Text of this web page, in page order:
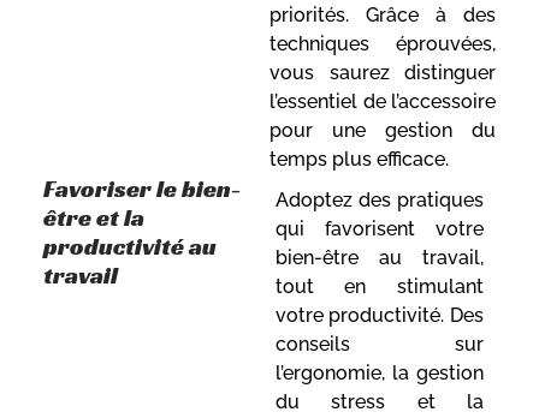
priorités. Grâce à des
techniques éprouvées,
vous saurez distinguer
l’essentiel de l’accessoire
pour une gestion du
temps plus efficace.
Favoriser le bien-
être et la
productivité au
travail
Adoptez des pratiques
qui favorisent votre
bien-être au travail,
tout en stimulant
votre productivité. Des
conseils sur
l’ergonomie, la gestion
du stress et la